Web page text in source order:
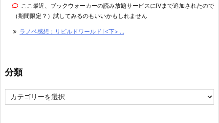
ここ最近、ブックウォーカーの読み放題サービスにⅣまで追加されたので
（期間限定？）試してみるのもいいかもしれません
ラノベ感想：リビルドワールド I<下> ...
分類
類